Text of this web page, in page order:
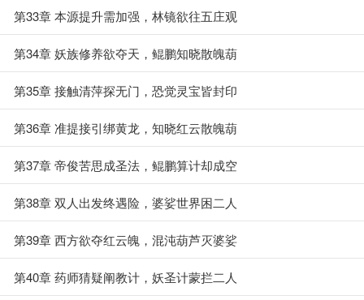
第33章 本源提升需加强，林镜欲往五庄观
第34章 妖族修养欲夺天，鲲鹏知晓散魄葫
第35章 接触清萍探无门，恐觉灵宝皆封印
第36章 准提接引绑黄龙，知晓红云散魄葫
第37章 帝俊苦思成圣法，鲲鹏算计却成空
第38章 双人出发终遇险，婆娑世界困二人
第39章 西方欲夺红云魄，混沌葫芦灭婆娑
第40章 药师猜疑阐教计，妖圣计蒙拦二人